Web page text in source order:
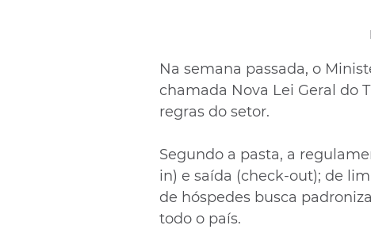
Na semana passada, o
chamada Nova Lei Geral do
regras do setor.
Segundo a pasta, a
in) e saída (check-out); de
de hóspedes busca
todo o país.